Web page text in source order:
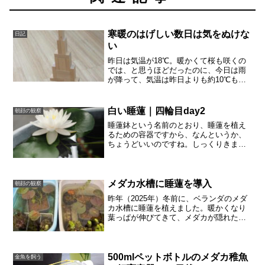
日記
寒暖のはげしい数日は気をぬけな
い
昨日は気温が18℃。暖かくて桜も咲くの
では、と思うほどだったのに、今日は雨
が降って、気温は昨日よりも約10℃も低
差。寒暖差の激しい時期は天気予報をこ
まめにチェックして、...
朝顔の観察 白い睡蓮｜四輪目day2
睡蓮鉢という名前のとおり、睡蓮を植え
るための容器ですから、なんというか、
ちょうどいいのですね。しっくりきま
だ株から細長い茎を上に伸ば...
朝顔の観察 メダカ水槽に睡蓮を導入
昨年（2025年）冬前に、ベランダのメダ
カ水槽に睡蓮を植えました。暖かくなり
葉っぱが伸びてきて、メダカが隠れたり
には金魚やメダカが...
金魚を飼う
500mlペットボトルのメダカ稚魚